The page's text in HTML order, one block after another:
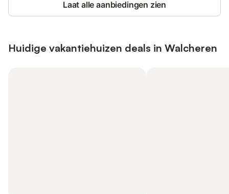
Laat alle aanbiedingen zien
Huidige vakantiehuizen deals in Walcheren